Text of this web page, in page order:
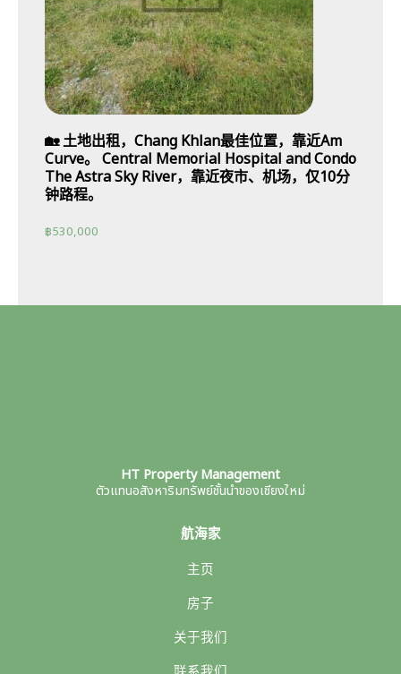
🏡 土地出租，Chang Khlan最佳位置，靠近Am
Curve。 Central Memorial Hospital and Condo
The Astra Sky River，靠近夜市、机场，仅10分
钟路程。
฿530,000
HT Property Management
ตัวแทนอสังหาริมทรัพย์ชั้นนำของเชียงใหม่
航海家
主页
房子
关于我们